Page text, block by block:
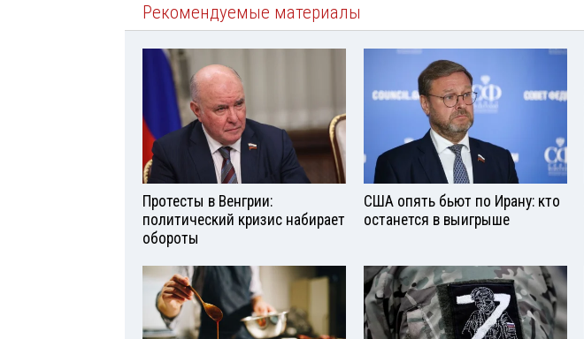
Рекомендуемые материалы
Протесты в Венгрии:
политический кризис набирает
обороты
США опять бьют по Ирану: кто
останется в выигрыше